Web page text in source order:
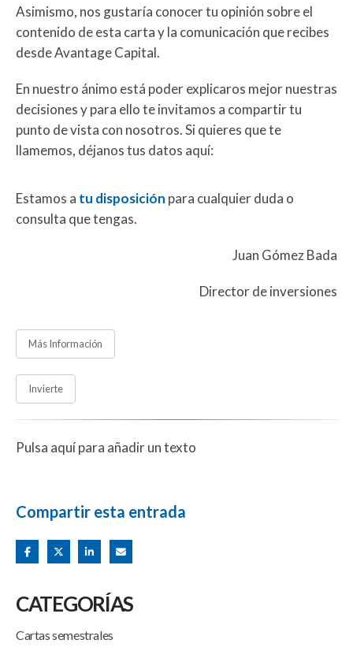
Asimismo, nos gustaría conocer tu opinión sobre el
contenido de esta carta y la comunicación que recibes
desde Avantage Capital.
En nuestro ánimo está poder explicaros mejor nuestras
decisiones y para ello te invitamos a compartir tu
punto de vista con nosotros. Si quieres que te
llamemos, déjanos tus datos aquí:
Estamos a tu disposición para cualquier duda o
consulta que tengas.
Juan Gómez Bada
Director de inversiones
Más Información
Invierte
Pulsa aquí para añadir un texto
Compartir esta entrada
CATEGORÍAS
Cartas semestrales